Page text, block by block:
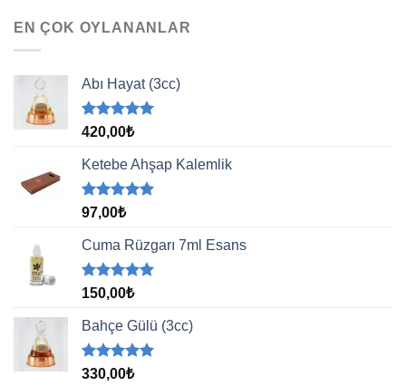
EN ÇOK OYLANANLAR
Abı Hayat (3cc)
5 üzerinden
aldı
420,00₺
Ketebe Ahşap Kalemlik
5 üzerinden
aldı
97,00₺
Cuma Rüzgarı 7ml Esans
5 üzerinden
aldı
150,00₺
Bahçe Gülü (3cc)
5 üzerinden
330,00₺